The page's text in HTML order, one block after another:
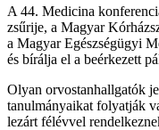
A 44. Medicina
zsűrije, a Magyar
a Magyar Egészségügyi
és bírálja el a beérkezett
Olyan orvostanhallgatók
tanulmányaikat folyatják
lezárt félévvel